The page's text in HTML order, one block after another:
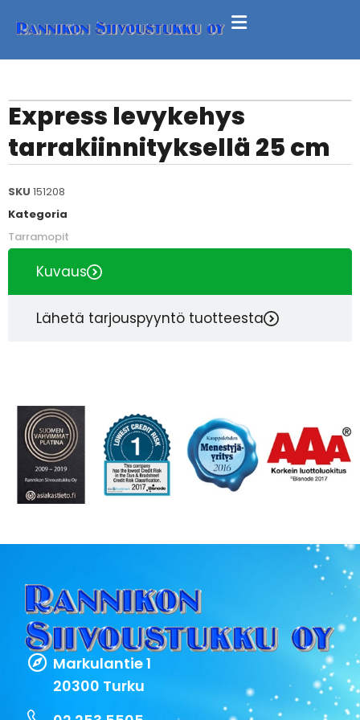
Express levykehys
tarrakiinnityksellä 25 cm
SKU 151208
Kategoria
Tarramopit
Kuvaus
Lähetä tarjouspyyntö tuotteesta
Markulantie 1
20300 Turku